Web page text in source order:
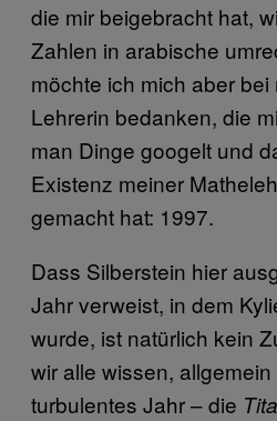
die mir beigebracht hat,
Zahlen in arabische
möchte ich mich aber bei
Lehrerin bedanken, die
man Dinge googelt und
Existenz meiner
gemacht hat: 1997.
Dass Silberstein hier
Jahr verweist, in dem
wurde, ist natürlich kein
wir alle wissen,
turbulentes Jahr – die